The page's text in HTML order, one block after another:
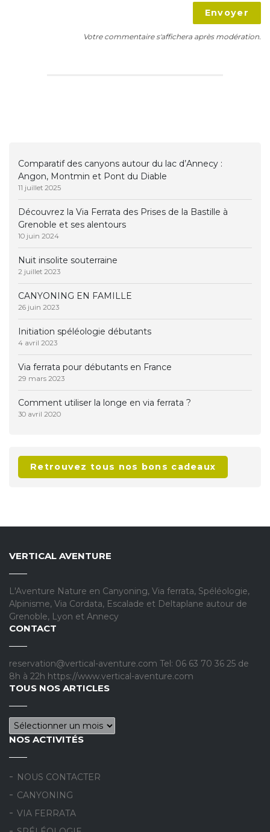
Envoyer
Votre commentaire s'affichera après modération.
Comparatif des canyons autour du lac d’Annecy :
Angon, Montmin et Pont du Diable
11 juillet 2025
Découvrez la Via Ferrata des Prises de la Bastille à
Grenoble et ses alentours
10 juin 2024
Nuit insolite souterraine
2 juillet 2023
CANYONING EN FAMILLE
26 juin 2023
Initiation spéléologie débutants
4 avril 2023
Via ferrata pour débutants en France
29 mars 2023
Comment utiliser la longe en via ferrata ?
30 avril 2020
Retrouvez tous nos bons cadeaux
VERTICAL AVENTURE
L'Aventure Nature en Canyoning, Via ferrata, Spéléologie,
Alpinisme, Via Cordata, Escalade et Deltaplane autour de
Grenoble, Lyon et Annecy
CONTACT
reservation@vertical-aventure.com Tel: 06 63 70 36 25 de
8h à 22h https://www.vertical-aventure.com
TOUS NOS ARTICLES
Tous nos articles
NOS ACTIVITÉS
NOUS CONTACTER
CANYONING
VIA FERRATA